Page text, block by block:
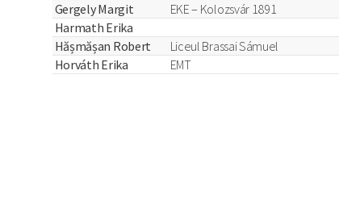
Gergely Margit
EKE – Kolozsvár 1891
Harmath Erika
Hășmășan Robert
Liceul Brassai Sámuel
Horváth Erika
EMT